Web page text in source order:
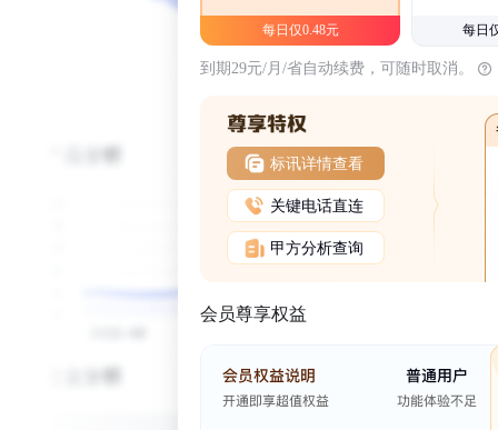
每日仅0.48元 每日
到期29元/月/省自动续费，可随时取消。
标讯详情查看
关键电话直连
甲方分析查询
会员尊享权益